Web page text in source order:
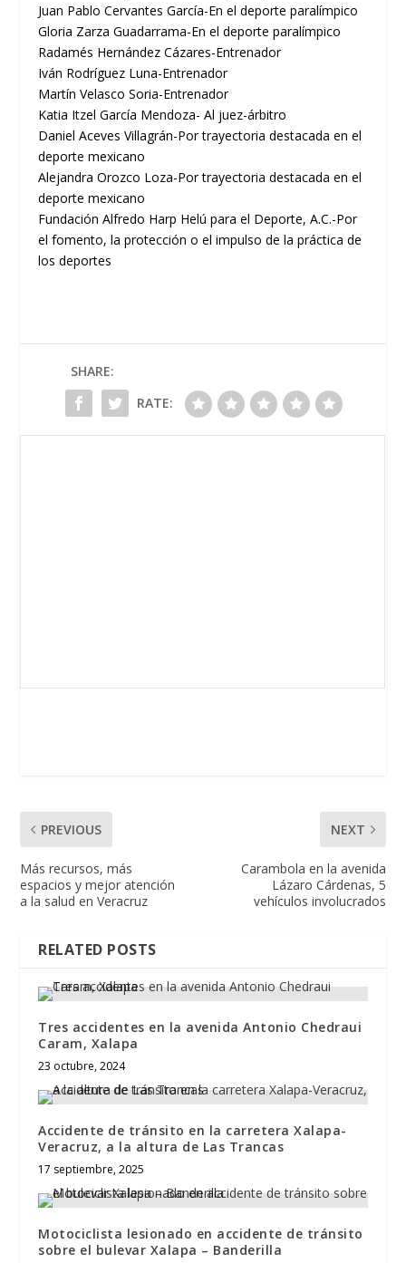
Juan Pablo Cervantes García-En el deporte paralímpico
Gloria Zarza Guadarrama-En el deporte paralímpico
Radamés Hernández Cázares-Entrenador
Iván Rodríguez Luna-Entrenador
Martín Velasco Soria-Entrenador
Katia Itzel García Mendoza- Al juez-árbitro
Daniel Aceves Villagrán-Por trayectoria destacada en el
deporte mexicano
Alejandra Orozco Loza-Por trayectoria destacada en el
deporte mexicano
Fundación Alfredo Harp Helú para el Deporte, A.C.-Por
el fomento, la protección o el impulso de la práctica de
los deportes
SHARE:
RATE:
PREVIOUS
Más recursos, más
espacios y mejor atención
a la salud en Veracruz
NEXT
Carambola en la avenida
Lázaro Cárdenas, 5
vehículos involucrados
RELATED POSTS
Tres accidentes en la avenida Antonio Chedraui
Caram, Xalapa
23 octubre, 2024
Accidente de tránsito en la carretera Xalapa-
Veracruz, a la altura de Las Trancas
17 septiembre, 2025
Motociclista lesionado en accidente de tránsito
sobre el bulevar Xalapa – Banderilla